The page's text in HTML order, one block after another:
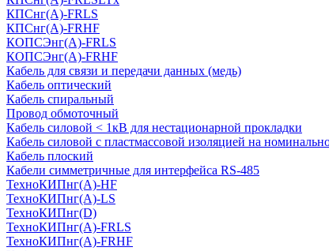
КПСнг(А)-FRLS
КПСнг(А)-FRHF
КОПСЭнг(А)-FRLS
КОПСЭнг(А)-FRHF
Кабель для связи и передачи данных (медь)
Кабель оптический
Кабель спиральный
Провод обмоточный
Кабель силовой < 1кВ для нестационарной прокладки
Кабель силовой с пластмассовой изоляцией на
Кабель плоский
Кабели симметричные для интерфейса RS-485
ТеxноКИПнг(A)-HF
ТеxноКИПнг(A)-LS
ТеxноКИПнг(D)
ТехноКИПнг(A)-FRLS
ТехноКИПнг(A)-FRHF